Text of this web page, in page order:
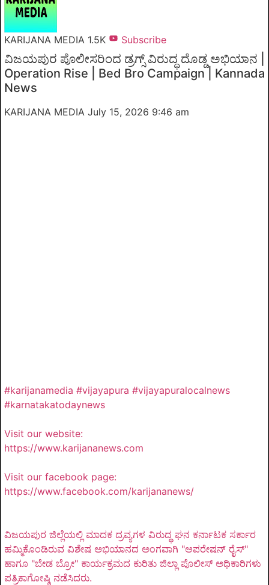
KARIJANA MEDIA 1.5K Subscribe
ವಿಜಯಪುರ ಪೊಲೀಸರಿಂದ ಡ್ರಗ್ಸ್ ವಿರುದ್ಧ ದೊಡ್ಡ ಅಭಿಯಾನ |
Operation Rise | Bed Bro Campaign | Kannada
News
KARIJANA MEDIA July 15, 2026 9:46 am
#karijanamedia #vijayapura #vijayapuralocalnews
#karnatakatodaynews
Visit our website:
https://www.karijananews.com
Visit our facebook page:
https://www.facebook.com/karijananews/
ವಿಜಯಪುರ ಜಿಲ್ಲೆಯಲ್ಲಿ ಮಾದಕ ದ್ರವ್ಯಗಳ ವಿರುದ್ಧ ಘನ ಕರ್ನಾಟಕ ಸರ್ಕಾರ
ಹಮ್ಮಿಕೊಂಡಿರುವ ವಿಶೇಷ ಅಭಿಯಾನದ ಅಂಗವಾಗಿ "ಆಪರೇಷನ್ ರೈಸ್"
ಹಾಗೂ "ಬೇಡ ಬ್ರೋ" ಕಾರ್ಯಕ್ರಮದ ಕುರಿತು ಜಿಲ್ಲಾ ಪೊಲೀಸ್ ಅಧಿಕಾರಿಗಳು
ಪತ್ರಿಕಾಗೋಷ್ಠಿ ನಡೆಸಿದರು.